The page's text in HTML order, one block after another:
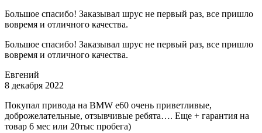
Большое спасибо! Заказывал шрус не первый раз, все пришло
вовремя и отличного качества.
Большое спасибо! Заказывал шрус не первый раз, все пришло
вовремя и отличного качества.
Евгений
8 декабря 2022
Покупал привода на BMW e60 очень приветливые,
доброжелательные, отзывчивые ребята…. Еще + гарантия на
товар 6 мес или 20тыс пробега)